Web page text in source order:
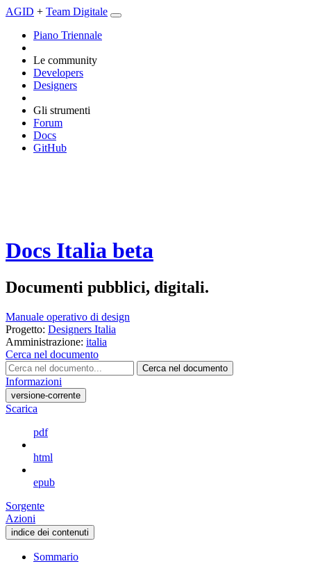
AGID + Team Digitale
Piano Triennale
Le community
Developers
Designers
Gli strumenti
Forum
Docs
GitHub
Docs Italia beta
Documenti pubblici, digitali.
Manuale operativo di design
Progetto: Designers Italia
Amministrazione: italia
Cerca nel documento
Cerca nel documento
Informazioni
versione-corrente
Scarica
pdf
html
epub
Sorgente
Azioni
indice dei contenuti
Sommario